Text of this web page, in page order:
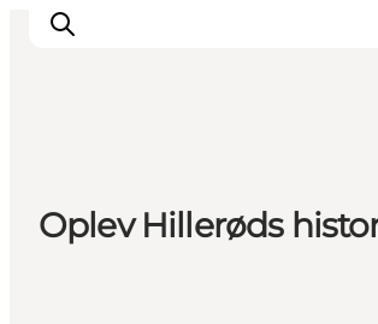
Highlights
Experience
Oplev Hillerøds